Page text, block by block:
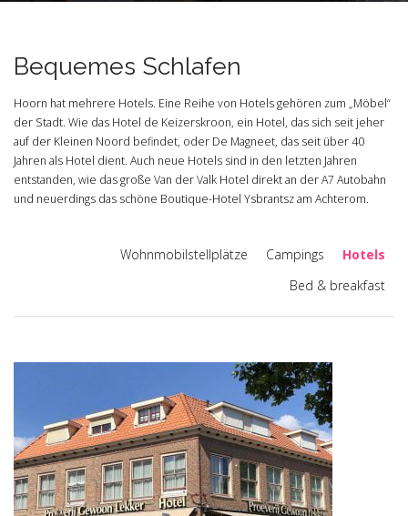
Bequemes Schlafen
Hoorn hat mehrere Hotels. Eine Reihe von Hotels gehören zum „Möbel“
der Stadt. Wie das Hotel de Keizerskroon, ein Hotel, das sich seit jeher
auf der Kleinen Noord befindet, oder De Magneet, das seit über 40
Jahren als Hotel dient. Auch neue Hotels sind in den letzten Jahren
entstanden, wie das große Van der Valk Hotel direkt an der A7 Autobahn
und neuerdings das schöne Boutique-Hotel Ysbrantsz am Achterom.
Wohnmobilstellplätze Campings
Hotels
Bed & breakfast